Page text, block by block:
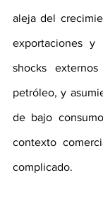
aleja del
exportaciones
shocks
petróleo, y
de bajo
contexto
complicado.